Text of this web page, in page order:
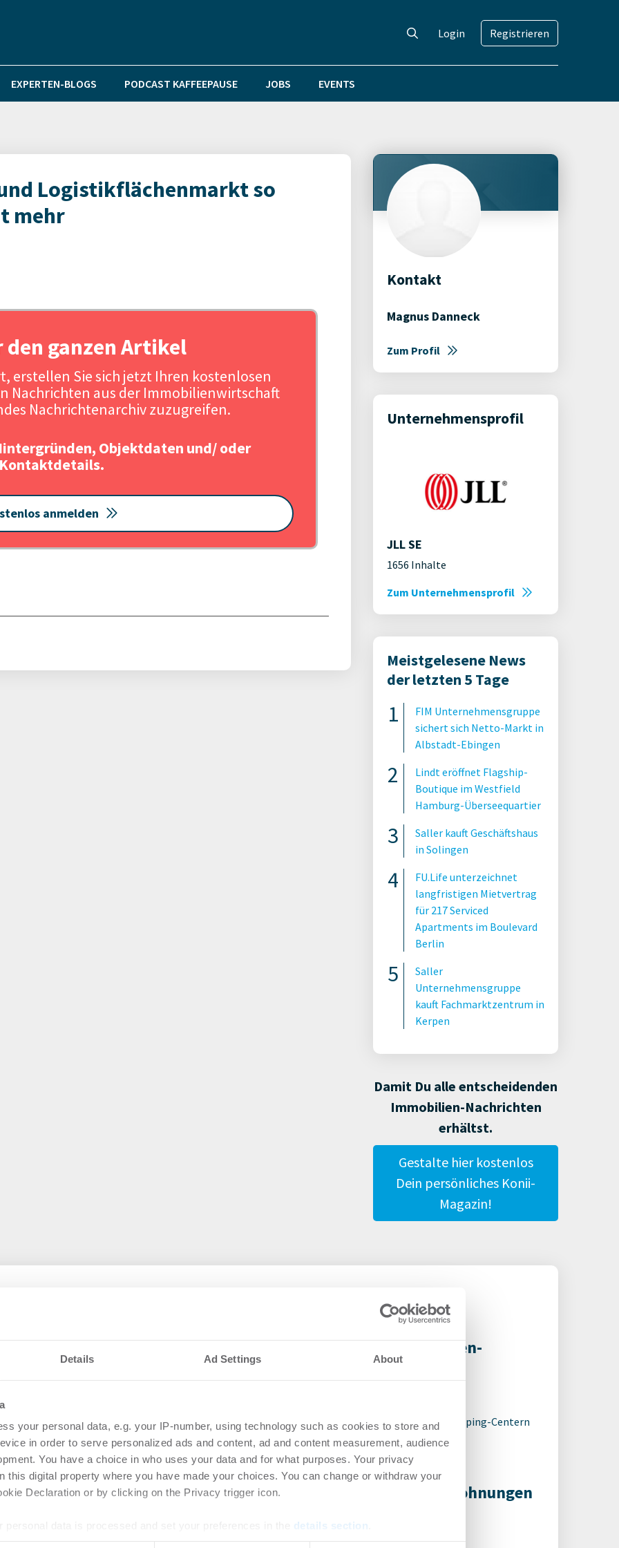
Details Ad Settings About
your personal data, e.g. your IP-number, using technology such as cookies to store and
in order to serve personalized ads and content, ad and content measurement, audience
You have a choice in who uses your data and for what purposes. Your privacy
this digital property where you have made your choices. You can change or withdraw your
Declaration or by clicking on the Privacy trigger icon.
details section
Login Registrieren
EXPERTEN-BLOGS PODCAST KAFFEEPAUSE JOBS EVENTS
Logistikflächenmarkt so
mehr
den ganzen Artikel
erstellen Sie sich jetzt Ihren kostenlosen
Nachrichten aus der Immobilienwirtschaft
Nachrichtenarchiv zuzugreifen.
Objektdaten und/ oder
Kontaktdetails.
anmelden
Kontakt
Magnus Danneck
Zum Profil
Unternehmensprofil
JLL SE
1656 Inhalte
Zum Unternehmensprofil
Meistgelesene News
der letzten 5 Tage
FIM Unternehmensgruppe
sichert sich Netto-Markt in
Albstadt-Ebingen
Lindt eröffnet Flagship-
Boutique im Westfield
Hamburg-Überseequartier
Saller kauft Geschäftshaus
in Solingen
FU.Life unterzeichnet
langfristigen Mietvertrag
für 217 Serviced
Apartments im Boulevard
Berlin
Saller
Unternehmensgruppe
kauft Fachmarktzentrum in
Kerpen
Damit Du alle entscheidenden
Immobilien-Nachrichten
erhältst.
Gestalte hier kostenlos
Dein persönliches Konii-
Magazin!
SE
in den
Representation-Mandats
Activ-Group kauft City Rondell in Villingen-
Schwenningen
JLL schließt Vermarktung von insolventem Fonds mit vier Shopping-Centern
ab
Kaufpreise für Neubauwohnungen
Wohnen | Märkte-21.07.2026